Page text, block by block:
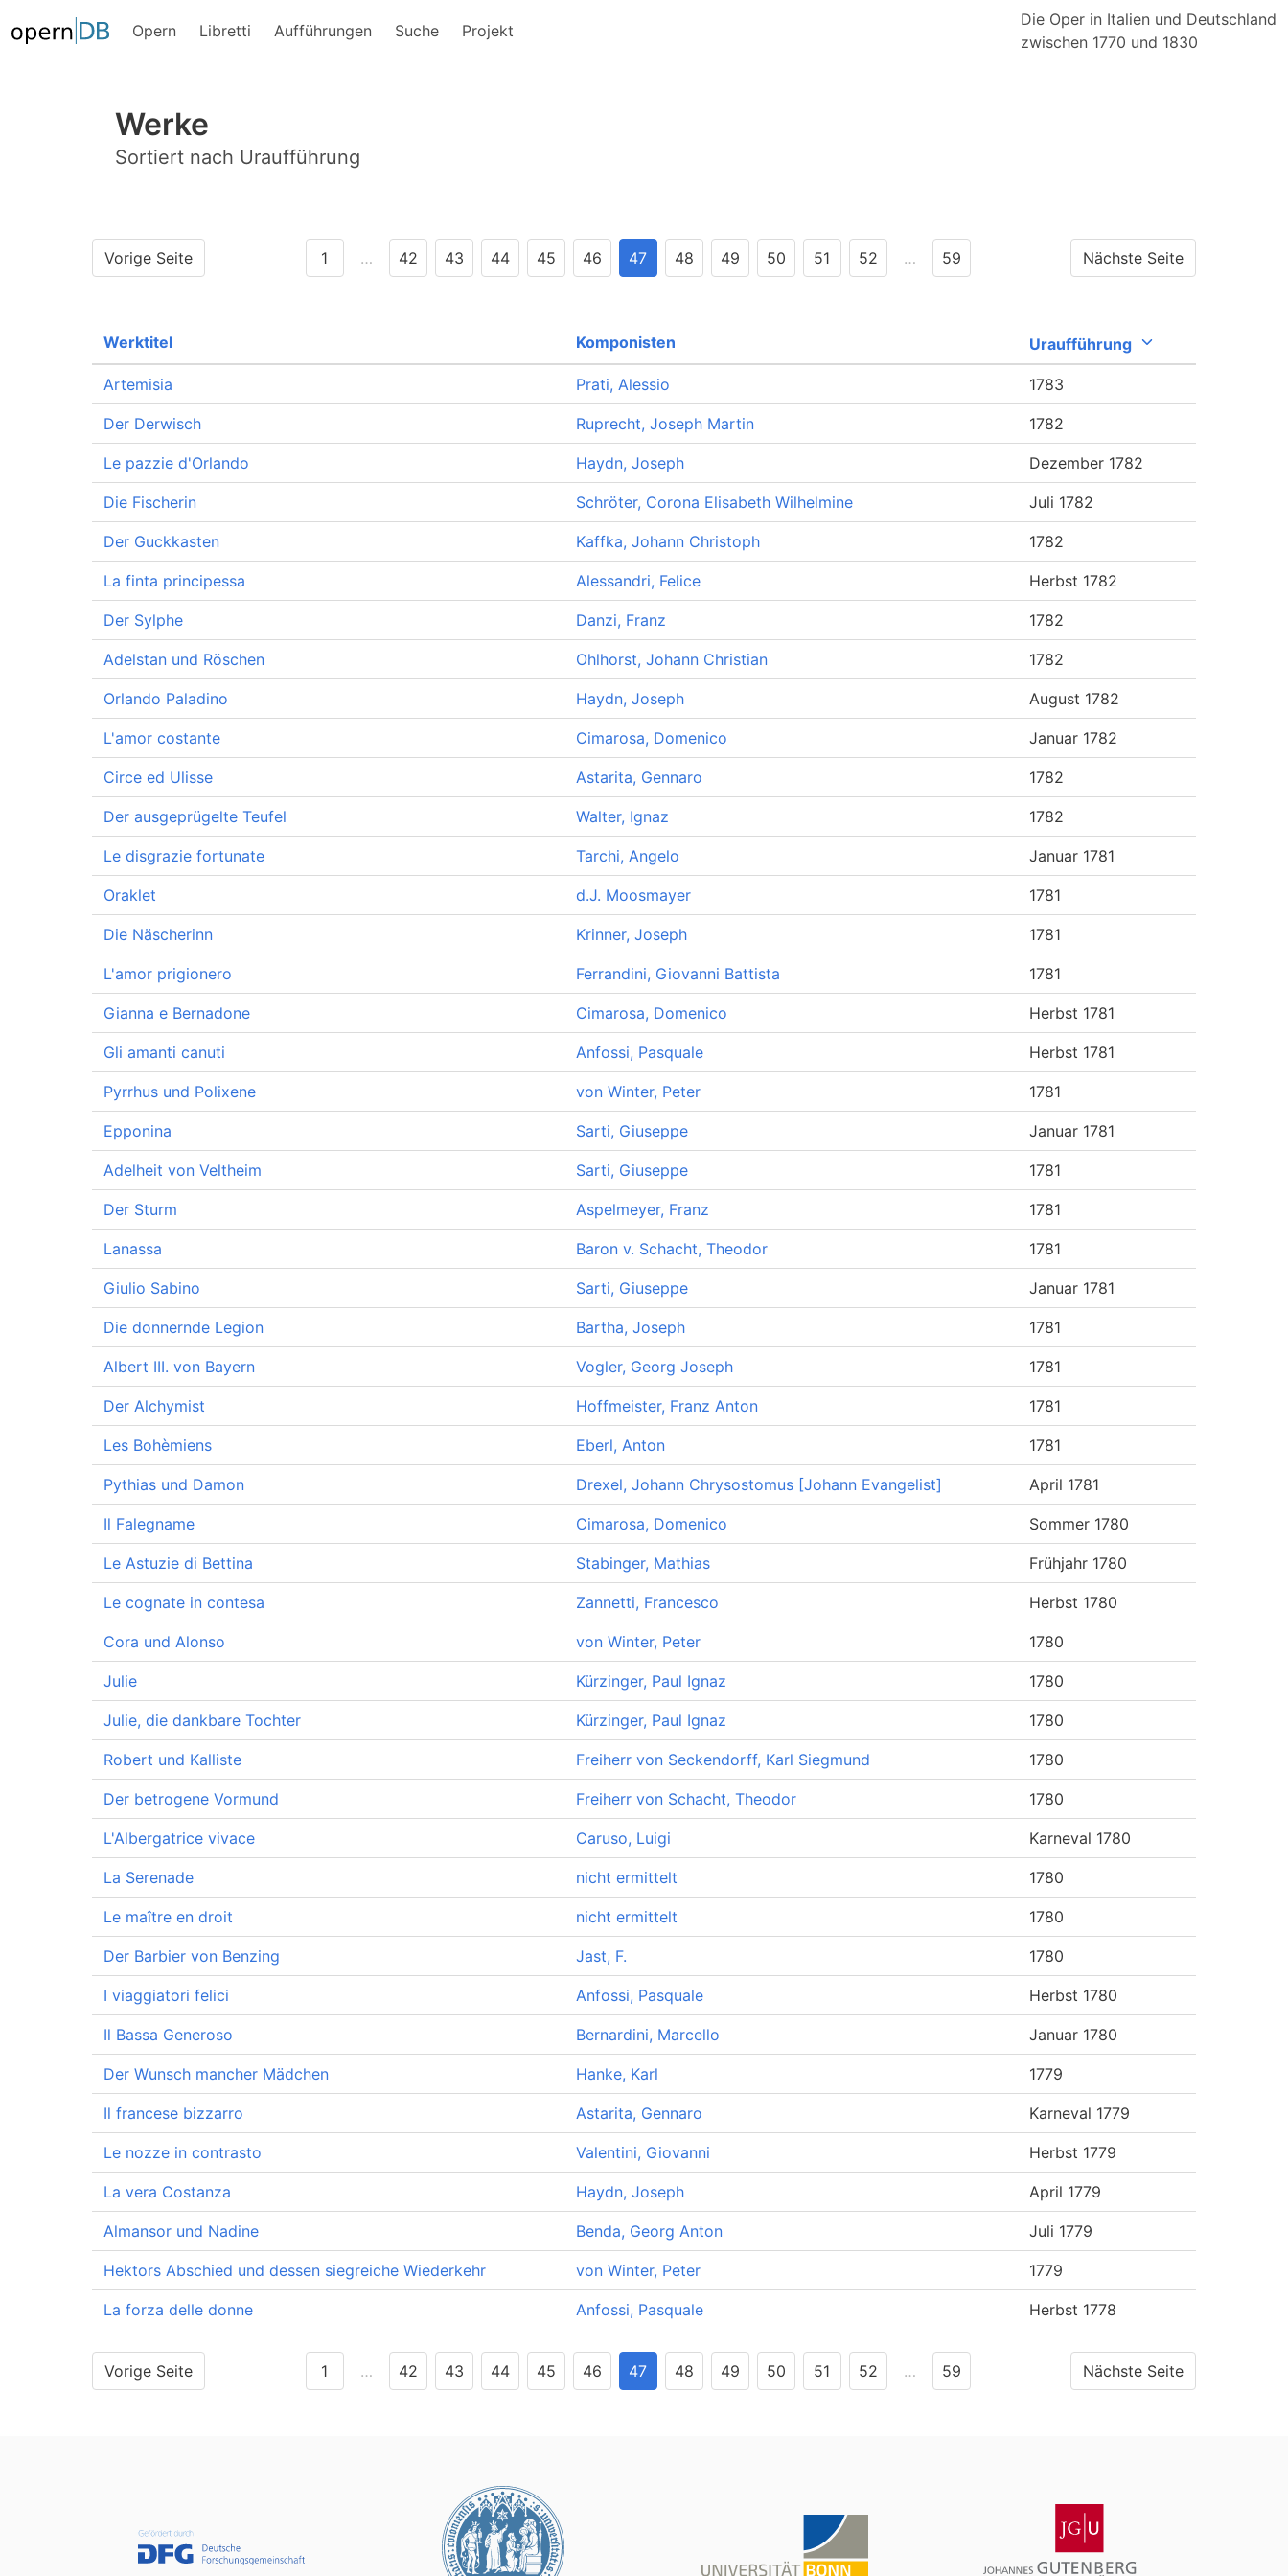
Opern Libretti Aufführungen Suche Projekt
Die Oper in Italien und Deutschland
zwischen 1770 und 1830
Werke
Sortiert nach Uraufführung
Vorige Seite Nächste Seite
1 … 42 43 44 45 46 47 48 49 50 51 52 … 59
Werktitel Komponisten Uraufführung
Artemisia Prati, Alessio 1783
Der Derwisch Ruprecht, Joseph Martin 1782
Le pazzie d'Orlando Haydn, Joseph Dezember 1782
Die Fischerin Schröter, Corona Elisabeth Wilhelmine Juli 1782
Der Guckkasten Kaffka, Johann Christoph 1782
La finta principessa Alessandri, Felice Herbst 1782
Der Sylphe Danzi, Franz 1782
Adelstan und Röschen Ohlhorst, Johann Christian 1782
Orlando Paladino Haydn, Joseph August 1782
L'amor costante Cimarosa, Domenico Januar 1782
Circe ed Ulisse Astarita, Gennaro 1782
Der ausgeprügelte Teufel Walter, Ignaz 1782
Le disgrazie fortunate Tarchi, Angelo Januar 1781
Oraklet d.J. Moosmayer 1781
Die Näscherinn Krinner, Joseph 1781
L'amor prigionero Ferrandini, Giovanni Battista 1781
Gianna e Bernadone Cimarosa, Domenico Herbst 1781
Gli amanti canuti Anfossi, Pasquale Herbst 1781
Pyrrhus und Polixene von Winter, Peter 1781
Epponina Sarti, Giuseppe Januar 1781
Adelheit von Veltheim Sarti, Giuseppe 1781
Der Sturm Aspelmeyer, Franz 1781
Lanassa Baron v. Schacht, Theodor 1781
Giulio Sabino Sarti, Giuseppe Januar 1781
Die donnernde Legion Bartha, Joseph 1781
Albert III. von Bayern Vogler, Georg Joseph 1781
Der Alchymist Hoffmeister, Franz Anton 1781
Les Bohèmiens Eberl, Anton 1781
Pythias und Damon Drexel, Johann Chrysostomus [Johann Evangelist] April 1781
Il Falegname Cimarosa, Domenico Sommer 1780
Le Astuzie di Bettina Stabinger, Mathias Frühjahr 1780
Le cognate in contesa Zannetti, Francesco Herbst 1780
Cora und Alonso von Winter, Peter 1780
Julie Kürzinger, Paul Ignaz 1780
Julie, die dankbare Tochter Kürzinger, Paul Ignaz 1780
Robert und Kalliste Freiherr von Seckendorff, Karl Siegmund 1780
Der betrogene Vormund Freiherr von Schacht, Theodor 1780
L'Albergatrice vivace Caruso, Luigi Karneval 1780
La Serenade nicht ermittelt 1780
Le maître en droit nicht ermittelt 1780
Der Barbier von Benzing Jast, F. 1780
I viaggiatori felici Anfossi, Pasquale Herbst 1780
Il Bassa Generoso Bernardini, Marcello Januar 1780
Der Wunsch mancher Mädchen Hanke, Karl 1779
Il francese bizzarro Astarita, Gennaro Karneval 1779
Le nozze in contrasto Valentini, Giovanni Herbst 1779
La vera Costanza Haydn, Joseph April 1779
Almansor und Nadine Benda, Georg Anton Juli 1779
Hektors Abschied und dessen siegreiche Wiederkehr von Winter, Peter 1779
La forza delle donne Anfossi, Pasquale Herbst 1778
Vorige Seite Nächste Seite
1 … 42 43 44 45 46 47 48 49 50 51 52 … 59